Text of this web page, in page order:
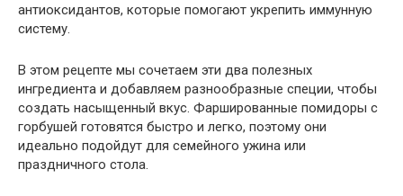
антиоксидантов, которые помогают укрепить иммунную
систему.
В этом рецепте мы сочетаем эти два полезных
ингредиента и добавляем разнообразные специи, чтобы
создать насыщенный вкус. Фаршированные помидоры с
горбушей готовятся быстро и легко, поэтому они
идеально подойдут для семейного ужина или
праздничного стола.